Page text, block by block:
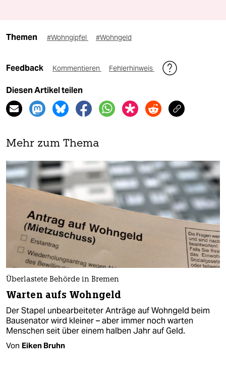
Themen #Wohngipfel #Wohngeld
Feedback Kommentieren Fehlerhinweis
Diesen Artikel teilen
Mehr zum Thema
Überlastete Behörde in Bremen
Warten aufs Wohngeld
Der Stapel unbearbeiteter Anträge auf Wohngeld beim
Bausenator wird kleiner – aber immer noch warten
Menschen seit über einem halben Jahr auf Geld.
Von Eiken Bruhn